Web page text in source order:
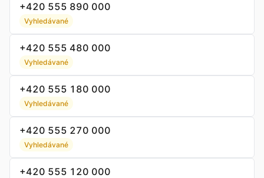
+420 555 890 000
Vyhledávané
+420 555 480 000
Vyhledávané
+420 555 180 000
Vyhledávané
+420 555 270 000
Vyhledávané
+420 555 120 000